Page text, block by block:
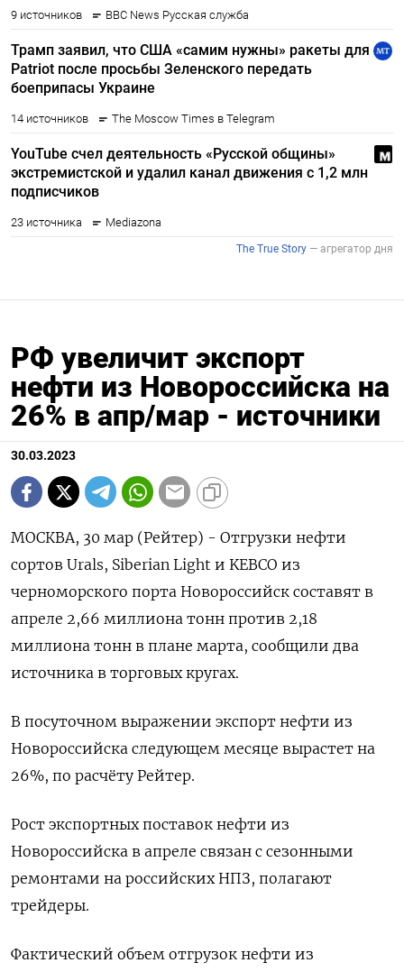
РФ увеличит экспорт
нефти из Новороссийска на
26% в апр/мар - источники
30.03.2023
МОСКВА, 30 мар (Рейтер) - Отгрузки нефти
сортов Urals, Siberian Light и KEBCO из
черноморского порта Новороссийск составят в
апреле 2,66 миллиона тонн против 2,18
миллиона тонн в плане марта, сообщили два
источника в торговых кругах.
В посуточном выражении экспорт нефти из
Новороссийска следующем месяце вырастет на
26%, по расчёту Рейтер.
Рост экспортных поставок нефти из
Новороссийска в апреле связан с сезонными
ремонтами на российских НПЗ, полагают
трейдеры.
Фактический объем отгрузок нефти из